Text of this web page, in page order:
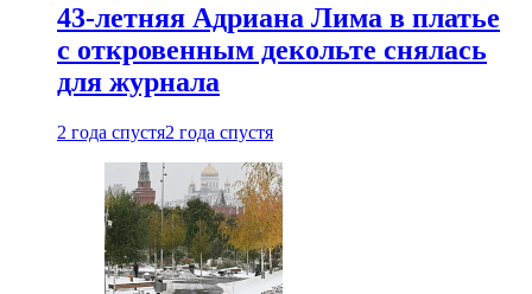
43-летняя Адриана Лима в платье
с откровенным декольте снялась
для журнала
2 года спустя2 года спустя